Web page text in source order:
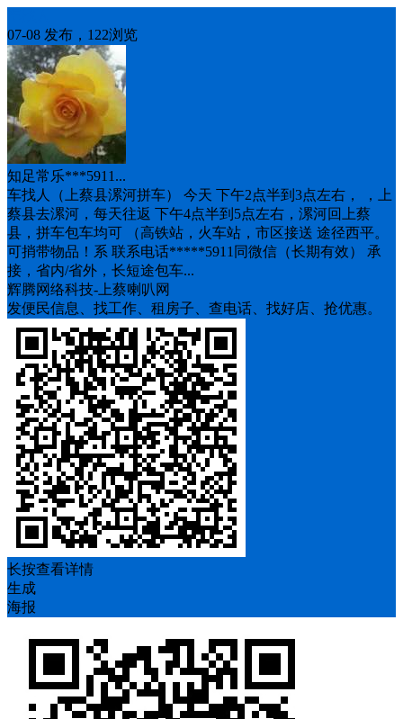
07-08 发布，122浏览
知足常乐***5911...
车找人（上蔡县漯河拼车） 今天 下午2点半到3点左右， ，上
蔡县去漯河，每天往返 下午4点半到5点左右，漯河回上蔡
县，拼车包车均可 （高铁站，火车站，市区接送 途径西平。
可捎带物品！系 联系电话*****5911同微信（长期有效） 承
接，省内/省外，长短途包车...
辉腾网络科技-上蔡喇叭网
发便民信息、找工作、租房子、查电话、找好店、抢优惠。
长按查看详情
生成
海报